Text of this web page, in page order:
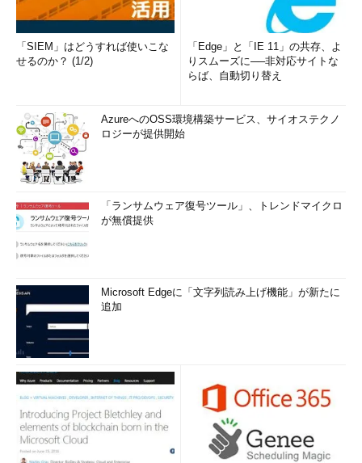
「SIEM」はどうすれば使いこな
せるのか？ (1/2)
「Edge」と「IE 11」の共存、よ
りスムーズに──非対応サイトな
らば、自動切り替え
AzureへのOSS環境構築サービス、サイオステクノ
ロジーが提供開始
「ランサムウェア復号ツール」、トレンドマイクロ
が無償提供
Microsoft Edgeに「文字列読み上げ機能」が新たに
追加